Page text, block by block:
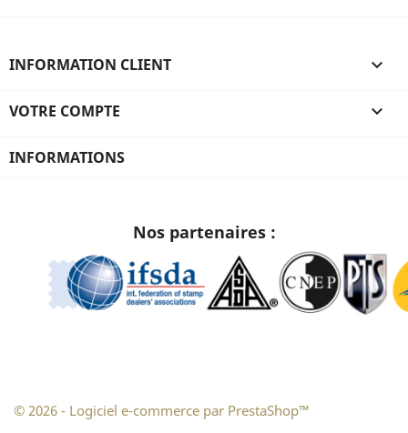
INFORMATION CLIENT 
VOTRE COMPTE 
INFORMATIONS
Nos partenaires :
© 2026 - Logiciel e-commerce par PrestaShop™